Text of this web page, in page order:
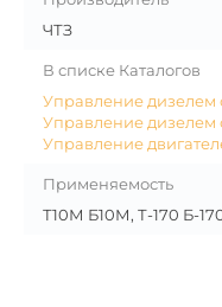
ЧТЗ
В списке Каталогов
Управление дизелем
Управление дизелем
Управление
Применяемость
Т10М Б10М, Т-170 Б-